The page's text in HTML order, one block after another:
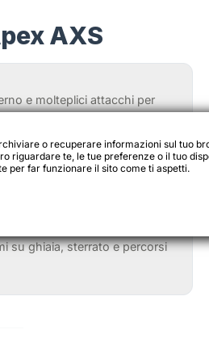
AXS
e molteplici attacchi per
borse e ampia
affidabile su ogni terreno.
su ghiaia, sterrato e percorsi
o recuperare informazioni sul tuo
riguardare te, le tue preferenze o il tuo
per far funzionare il sito come ti aspetti.